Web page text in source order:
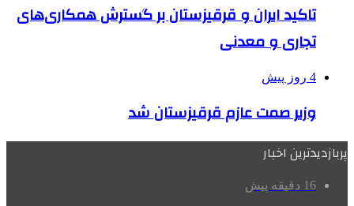
تاکید ایران و قرقیزستان بر گسترش همکاری‌های
تجاری و معدنی
4 روز پیش
وزیر صمت عازم قرقیزستان شد
پربازدیدترین اخبار
16 دقیقه پیش